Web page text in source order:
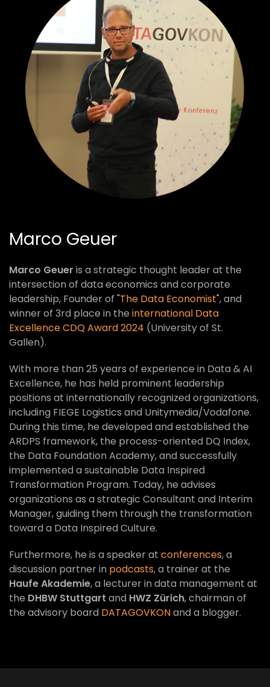
Marco Geuer
Marco Geuer is a strategic thought leader at the
intersection of data economics and corporate
leadership, Founder of "The Data Economist", and
winner of 3rd place in the international Data
Excellence CDQ Award 2024 (University of St.
Gallen).
With more than 25 years of experience in Data & AI
Excellence, he has held prominent leadership
positions at internationally recognized organizations,
including FIEGE Logistics and Unitymedia/Vodafone.
During this time, he developed and established the
ARDPS framework, the process-oriented DQ Index,
the Data Foundation Academy, and successfully
implemented a sustainable Data Inspired
Transformation Program. Today, he advises
organizations as a strategic Consultant and Interim
Manager, guiding them through the transformation
toward a Data Inspired Culture.
Furthermore, he is a speaker at conferences, a
discussion partner in podcasts, a trainer at the
Haufe Akademie, a lecturer in data management at
the DHBW Stuttgart and HWZ Zürich, chairman of
the advisory board DATAGOVKONand a blogger.